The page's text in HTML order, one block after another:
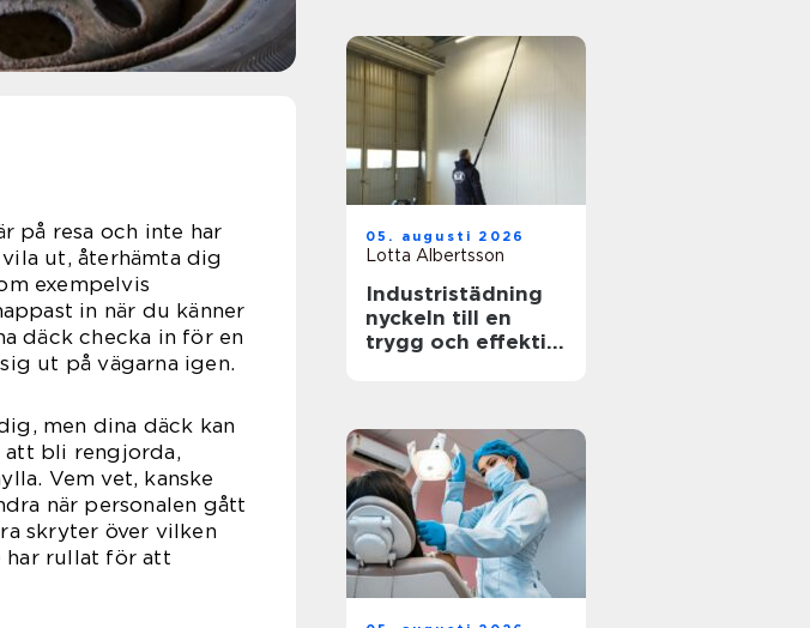
på resa och inte har
ut, återhämta dig
exempelvis
in när du känner
däck checka in för en
ut på vägarna igen.
men dina däck kan
att bli rengjorda,
Vem vet, kanske
när personalen gått
skryter över vilken
har rullat för att
05. augusti 2026
Lotta Albertsson
Industristädning
nyckeln till en
trygg och effektiv